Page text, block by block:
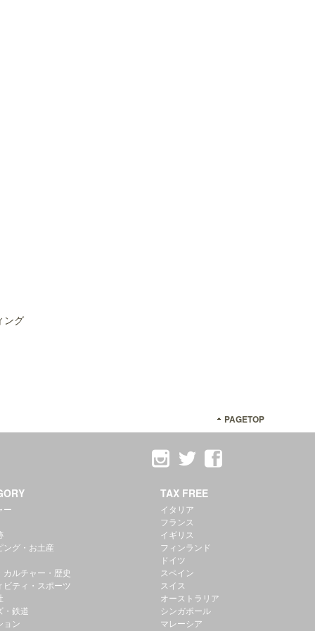
ング
PAGETOP
ー
ング・お土産
カルチャー・歴史
ビティ・スポーツ
・鉄道
ョン
TAX FREE
イタリア
フランス
イギリス
フィンランド
ドイツ
スペイン
スイス
オーストラリア
シンガポール
マレーシア